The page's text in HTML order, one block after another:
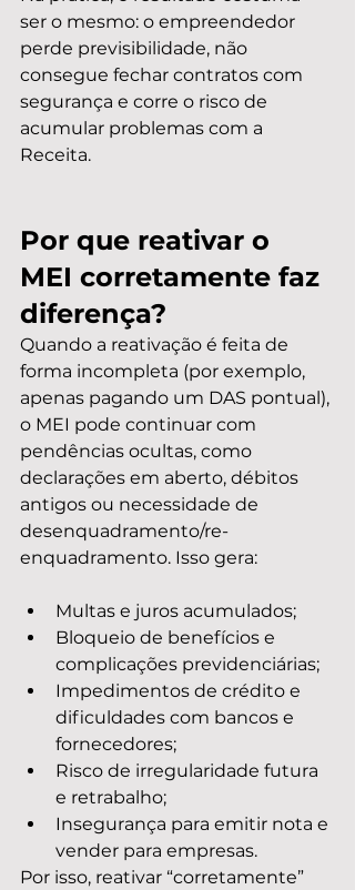
ser o mesmo: o empreendedor
perde previsibilidade, não
consegue fechar contratos com
segurança e corre o risco de
acumular problemas com a
Receita.
Por que reativar o
MEI corretamente faz
diferença?
Quando a reativação é feita de
forma incompleta (por exemplo,
apenas pagando um DAS pontual),
o MEI pode continuar com
pendências ocultas, como
declarações em aberto, débitos
antigos ou necessidade de
desenquadramento/re-
enquadramento. Isso gera:
Multas e juros acumulados;
Bloqueio de benefícios e
complicações previdenciárias;
Impedimentos de crédito e
dificuldades com bancos e
fornecedores;
Risco de irregularidade futura
e retrabalho;
Insegurança para emitir nota e
vender para empresas.
Por isso, reativar “corretamente”